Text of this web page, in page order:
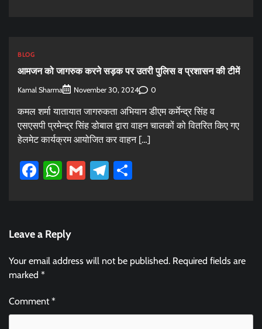
BLOG
आमजन को जागरुक करने सड़क पर उतरी पुलिस व प्रशासन की टीमें
Kamal Sharma November 30, 2024 0
कमल शर्मा यातायात जागरुकता अभियान डीएम कर्मेन्द्र सिंह व
एसएसपी प्रमेन्द्र सिंह डोबाल द्वारा वाहन चालकों को वितरित किए गए
हेलमेट कार्यक्रम आयोजित कर वाहन […]
Facebook
WhatsApp
GmailTelegram
Leave a Reply
Your email address will not be published. Required fields are
marked *
Comment*